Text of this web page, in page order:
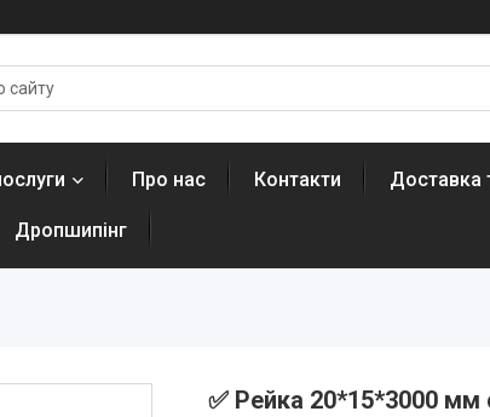
Про нас Контакти Доставка
Дропшипінг
✅ Рейка 20*15*3000 мм